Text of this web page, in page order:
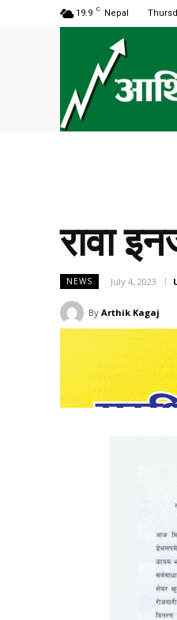
19.9 C Nepal
रावा
NEWS July 4, 2023
By Arthik Kagaj